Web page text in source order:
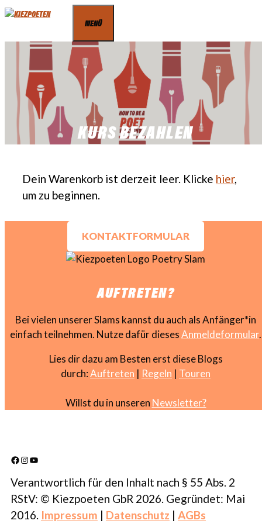
Zum
springen
MENÜ
KURS BEZAHLEN
Dein Warenkorb ist derzeit leer. Klicke hier,
um zu beginnen.
KONTAKTFORMULAR
AUFTRETEN?
Bei vielen unserer Slams kannst du auch als Anfänger*in
einfach teilnehmen. Nutze dafür diesesAnmeldeformular.
Lies dir dazu am Besten erst diese Blogs
durch:Auftreten | Regeln | Touren
Willst du in unseren Newsletter?
Facebook
Instagram
YouTube
Verantwortlich für den Inhalt nach § 55 Abs. 2
RStV: © Kiezpoeten GbR 2026. Gegründet: Mai
2016. Impressum | Datenschutz | AGBs